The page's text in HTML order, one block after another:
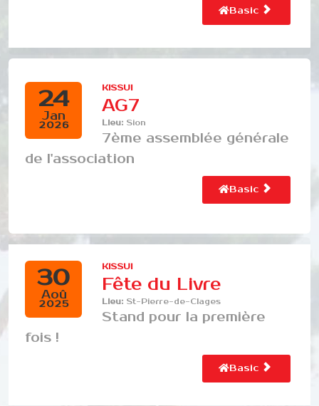
Basic
24
Jan
2026
KISSUI
AG7
Lieu: Sion
7ème assemblée générale
de l'association
Basic
30
Aoû
2025
KISSUI
Fête du Livre
Lieu: St-Pierre-de-Clages
Stand pour la première
fois !
Basic